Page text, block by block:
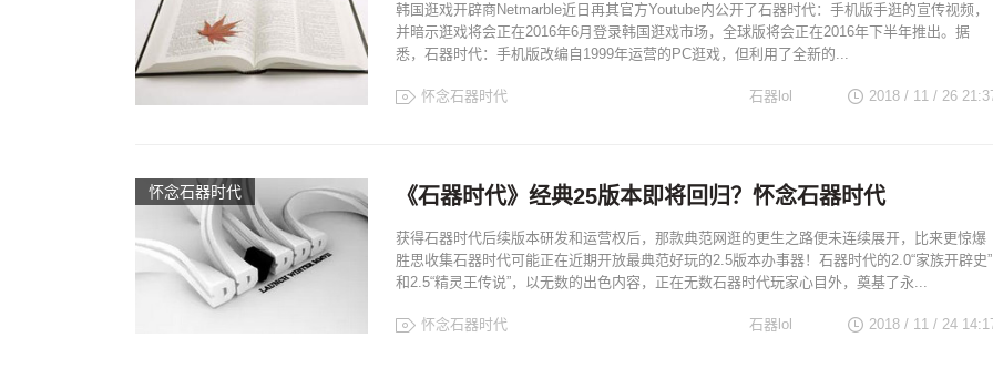
韩国逛戏开辟商Netmarble近日再其官方Youtube内公开了石器时代：手机版手逛的宣传视频，
并暗示逛戏将会正在2016年6月登录韩国逛戏市场，全球版将会正在2016年下半年推出。据
悉，石器时代：手机版改编自1999年运营的PC逛戏，但利用了全新的...
怀念石器时代 2018 / 11 / 26
石器lol
怀念石器时代 《石器时代》经典25版本即将回归？怀念石器时代
获得石器时代后续版本研发和运营权后，那款典范网逛的更生之路便未连续展开，比来更惊爆
胜思收集石器时代可能正在近期开放最典范好玩的2.5版本办事器！石器时代的2.0“家族开辟史”
和2.5“精灵王传说”，以无数的出色内容，正在无数石器时代玩家心目外，奠基了永...
怀念石器时代 2018 / 11 / 24
石器lol